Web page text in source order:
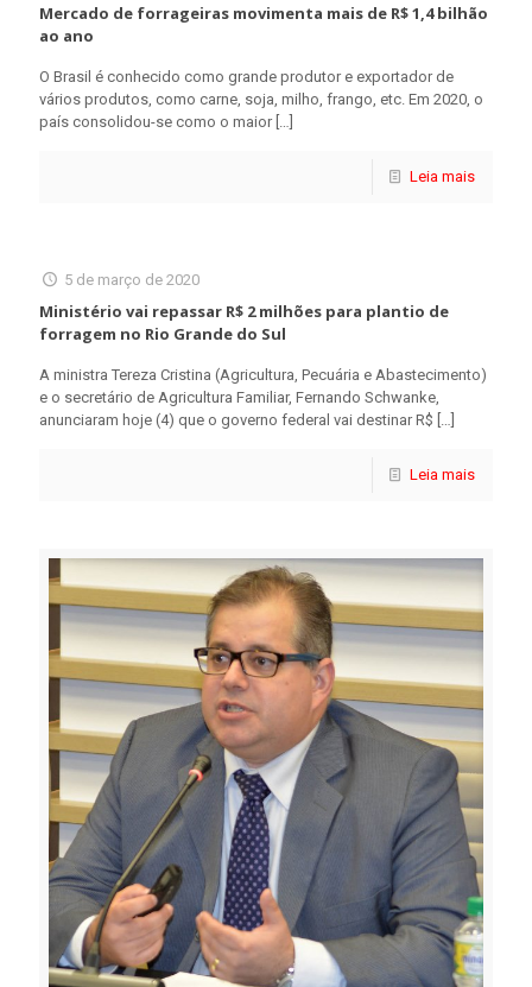
Mercado de forrageiras movimenta mais de R$ 1,4 bilhão
ao ano
O Brasil é conhecido como grande produtor e exportador de
vários produtos, como carne, soja, milho, frango, etc. Em 2020, o
país consolidou-se como o maior[…]
Leia mais
5 de março de 2020
Ministério vai repassar R$ 2 milhões para plantio de
forragem no Rio Grande do Sul
A ministra Tereza Cristina (Agricultura, Pecuária e Abastecimento)
e o secretário de Agricultura Familiar, Fernando Schwanke,
anunciaram hoje (4) que o governo federal vai destinar R$ […]
Leia mais